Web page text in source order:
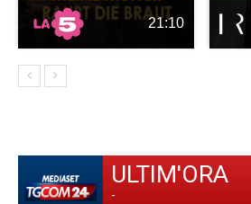
21:10
ULTIM'ORA
-